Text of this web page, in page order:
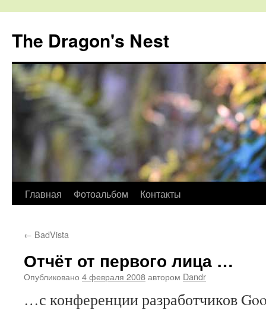
The Dragon's Nest
Перейти
содержимому
Главная Фотоальбом Контакты
← BadVista
Отчёт от первого лица …
Опубликовано 4 февраля 2008автором Dandr
…с конференции разработчиков